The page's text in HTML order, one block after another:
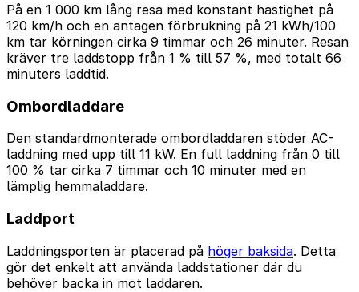
På en 1 000 km lång resa med konstant hastighet på
120 km/h och en antagen förbrukning på 21 kWh/100
km tar körningen cirka 9 timmar och 26 minuter. Resan
kräver tre laddstopp från 1 % till 57 %, med totalt 66
minuters laddtid.
Ombordladdare
Den standardmonterade ombordladdaren stöder AC-
laddning med upp till 11 kW. En full laddning från 0 till
100 % tar cirka 7 timmar och 10 minuter med en
lämplig hemmaladdare.
Laddport
Laddningsporten är placerad på höger baksida. Detta
gör det enkelt att använda laddstationer där du
behöver backa in mot laddaren.